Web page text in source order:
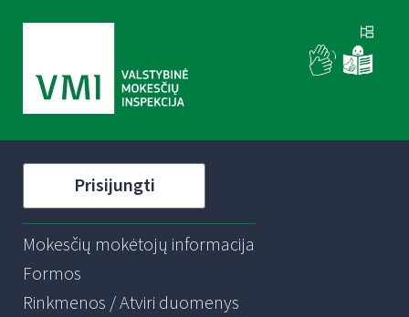
Prisijungti
Mokesčių mokėtojų informacija
Formos
Rinkmenos / Atviri duomenys